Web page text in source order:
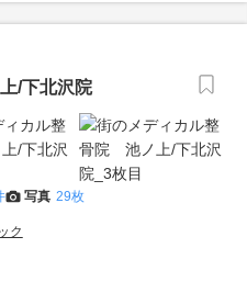
/下北沢院
写真 29枚
ク